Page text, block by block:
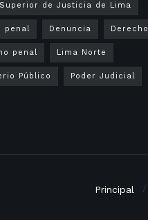
de Justicia de Lima
penal Denuncia Derecho
penal Lima Norte
Público Poder Judicial
Principal